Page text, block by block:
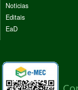
Noticias
Editais
EaD